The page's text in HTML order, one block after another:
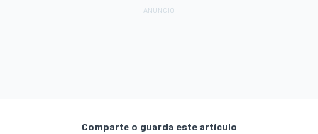
Comparte o guarda este artículo